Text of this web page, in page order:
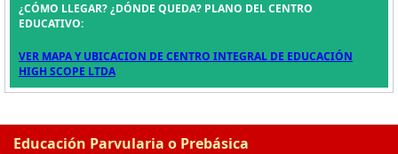
¿CÓMO LLEGAR? ¿DÓNDE QUEDA? PLANO DEL CENTRO
EDUCATIVO:
VER MAPA Y UBICACION DE CENTRO INTEGRAL DE EDUCACIÓN
HIGH SCOPE LTDA
Educación Parvularia o Prebásica